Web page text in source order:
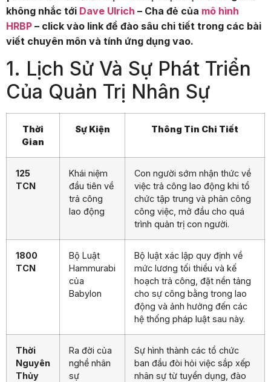
không nhắc tới Dave Ulrich – Cha đẻ của mô hình
HRBP – click vào link đề đào sâu chi tiết trong các bài
viết chuyên môn và tính ứng dụng vao.
1. Lịch Sử Và Sự Phát Triển
Của Quản Trị Nhân Sự
Thời
Gian
Sự Kiện Thông Tin Chi Tiết
125
TCN
Khái niệm
đầu tiên về
trả công
lao động
Con người sớm nhận thức về
việc trả công lao động khi tổ
chức tập trung và phân công
công việc, mở đầu cho quá
trình quản trị con người.
1800
TCN
Bộ Luật
Hammurabi
của
Babylon
Bộ luật xác lập quy định về
mức lương tối thiểu và kế
hoạch trả công, đặt nền tảng
cho sự công bằng trong lao
động và ảnh hưởng đến các
hệ thống pháp luật sau này.
Thời
Nguyên
Thủy
Ra đời của
nghề nhân
sự
Sự hình thành các tổ chức
ban đầu đòi hỏi việc sắp xếp
nhân sự từ tuyển dụng, đào